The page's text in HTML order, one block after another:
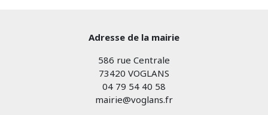
Adresse de la mairie
586 rue Centrale
73420 VOGLANS
04 79 54 40 58
mairie@voglans.fr